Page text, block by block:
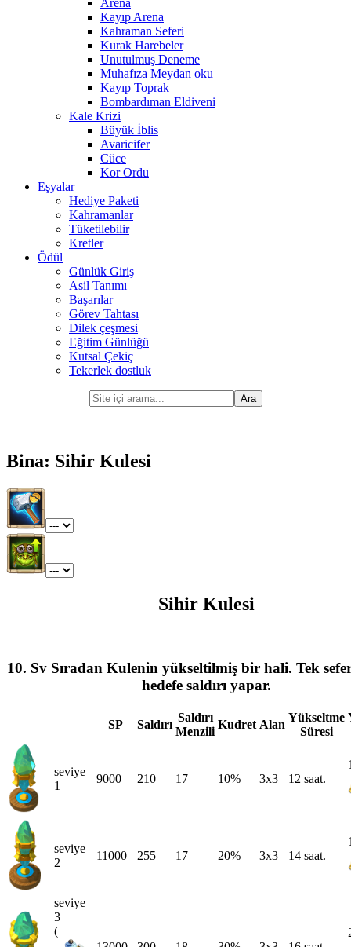
Arena
Kayıp Arena
Kahraman Seferi
Kurak Harebeler
Unutulmuş Deneme
Muhafıza Meydan oku
Kayıp Toprak
Bombardıman Eldiveni
Kale Krizi
Büyük İblis
Avaricifer
Cüce
Kor Ordu
Eşyalar
Hediye Paketi
Kahramanlar
Tüketilebilir
Kretler
Ödül
Günlük Giriş
Asil Tanımı
Başarılar
Görev Tahtası
Dilek çeşmesi
Eğitim Günlüğü
Kutsal Çekiç
Tekerlek dostluk
Bina: Sihir Kulesi
Sihir Kulesi
10. Sv Sıradan Kulenin yükseltilmiş bir hali. Tek
hedefe saldırı yapar.
SP Saldırı
Saldırı
Menzili
Kudret Alan
Yükseltme
Süresi
seviye
1
9000 210 17 10% 3x3 12 saat.
seviye
2
11000 255 17 20% 3x3 14 saat.
seviye
3
(